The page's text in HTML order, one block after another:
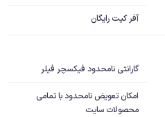
آفر کیت رایگان
گارانتی نامحدود فیکسچر فیلر
امکان تعویض نامحدود با تمامی
محصولات سایت